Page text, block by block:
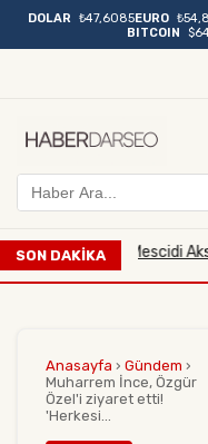
DOLAR ₺47,6085EURO
BITCOIN
SON DAKİKA
Mescidi Aksa tepkisi
Anasayfa › Gündem ›
Muharrem İnce, Özgür
Özel'i ziyaret etti!
'Herkesi...